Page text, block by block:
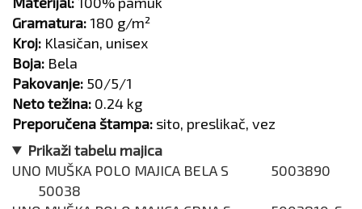
Gramatura: 180 g/m²
Kroj: Klasičan, unisex
Boja: Bela
Pakovanje: 50/5/1
Neto težina: 0.24 kg
Preporučena štampa: sito, preslikač, vez
Prikaži tabelu majica
UNO MUŠKA POLO MAJICA BELA S
5003890
50038